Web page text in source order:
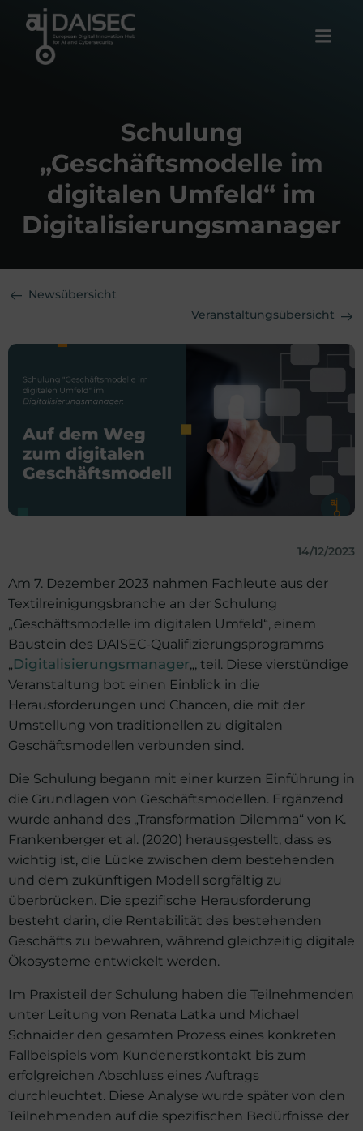
Schulung
„Geschäftsmodelle im
digitalen Umfeld“ im
Digitalisierungsmanager
Newsübersicht
Veranstaltungsübersicht
14/12/2023
Am 7. Dezember 2023 nahmen Fachleute aus der
Textilreinigungsbranche an der Schulung
„Geschäftsmodelle im digitalen Umfeld“, einem
Baustein des DAISEC-Qualifizierungsprogramms
„Digitalisierungsmanager„, teil. Diese vierstündige
Veranstaltung bot einen Einblick in die
Herausforderungen und Chancen, die mit der
Umstellung von traditionellen zu digitalen
Geschäftsmodellen verbunden sind.
Die Schulung begann mit einer kurzen Einführung in
die Grundlagen von Geschäftsmodellen. Ergänzend
wurde anhand des „Transformation Dilemma“ von K.
Frankenberger et al. (2020) herausgestellt, dass es
wichtig ist, die Lücke zwischen dem bestehenden
und dem zukünftigen Modell sorgfältig zu
überbrücken. Die spezifische Herausforderung
besteht darin, die Rentabilität des bestehenden
Geschäfts zu bewahren, während gleichzeitig digitale
Ökosysteme entwickelt werden.
Im Praxisteil der Schulung haben die Teilnehmenden
unter Leitung von Renata Latka und Michael
Schnaider den gesamten Prozess eines konkreten
Fallbeispiels vom Kundenerstkontakt bis zum
erfolgreichen Abschluss eines Auftrags
durchleuchtet. Diese Analyse wurde später von den
Teilnehmenden auf die spezifischen Bedürfnisse der